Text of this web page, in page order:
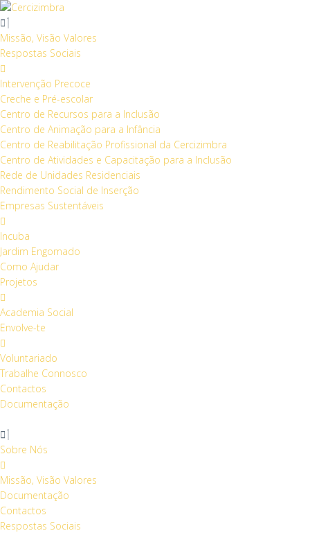
S
k
i
p
t
o
c
o
n
t
e
n
t
Missão, Visão Valores
Respostas Sociais
Intervenção Precoce
Creche e Pré-escolar
Centro de Recursos para a Inclusão
Centro de Animação para a Infância
Centro de Reabilitação Profissional da Cercizimbra
Centro de Atividades e Capacitação para a Inclusão
Rede de Unidades Residenciais
Rendimento Social de Inserção
Empresas Sustentáveis
Incuba
Jardim Engomado
Como Ajudar
Projetos
Academia Social
Envolve-te
Voluntariado
Trabalhe Connosco
Contactos
Documentação
Sobre Nós
Missão, Visão Valores
Documentação
Contactos
Respostas Sociais